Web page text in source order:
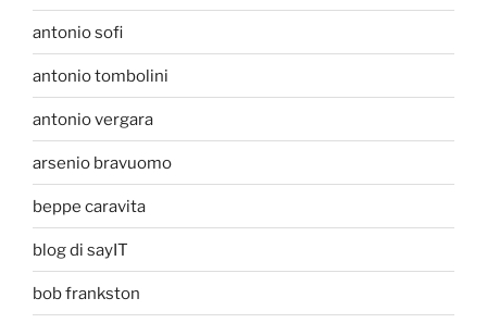
antonio sofi
antonio tombolini
antonio vergara
arsenio bravuomo
beppe caravita
blog di sayIT
bob frankston